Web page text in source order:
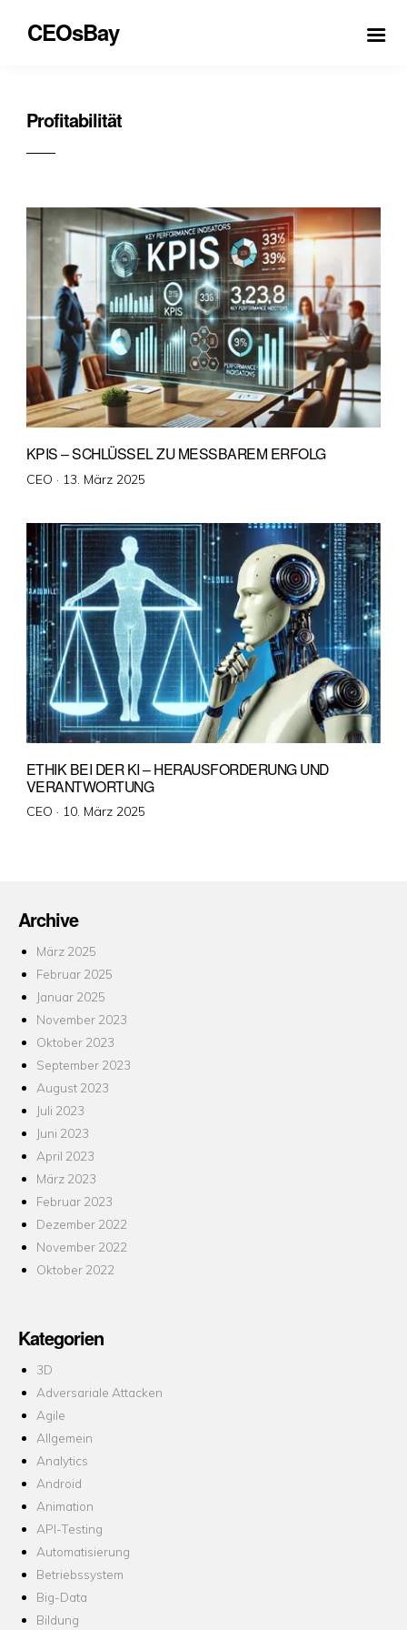
CEOsBay
Profitabilität
KPIS – SCHLÜSSEL ZU MESSBAREM ERFOLG
CEO · Veröffentlicht
13. März 2025
ETHIK BEI DER KI – HERAUSFORDERUNG UND
VERANTWORTUNG
CEO · Veröffentlicht
10. März 2025
Archive
März 2025
Februar 2025
Januar 2025
November 2023
Oktober 2023
September 2023
August 2023
Juli 2023
Juni 2023
April 2023
März 2023
Februar 2023
Dezember 2022
November 2022
Oktober 2022
Kategorien
3D
Adversariale Attacken
Agile
Allgemein
Analytics
Android
Animation
API-Testing
Automatisierung
Betriebssystem
Big-Data
Bildung